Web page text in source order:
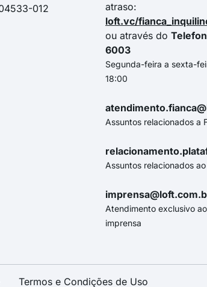
012
atraso:
loft.vc/
ou através do
6003
Segunda-feira a sexta-
18:00
Assuntos relacionados a
Assuntos relacionados
Atendimento exclusivo
imprensa
Termos e Condições de Uso